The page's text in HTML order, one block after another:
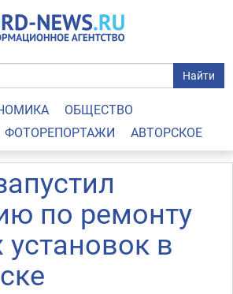
Найти
ОБЩЕСТВО
ФОТОРЕПОРТАЖИ АВТОРСКОЕ
по ремонту
установок в